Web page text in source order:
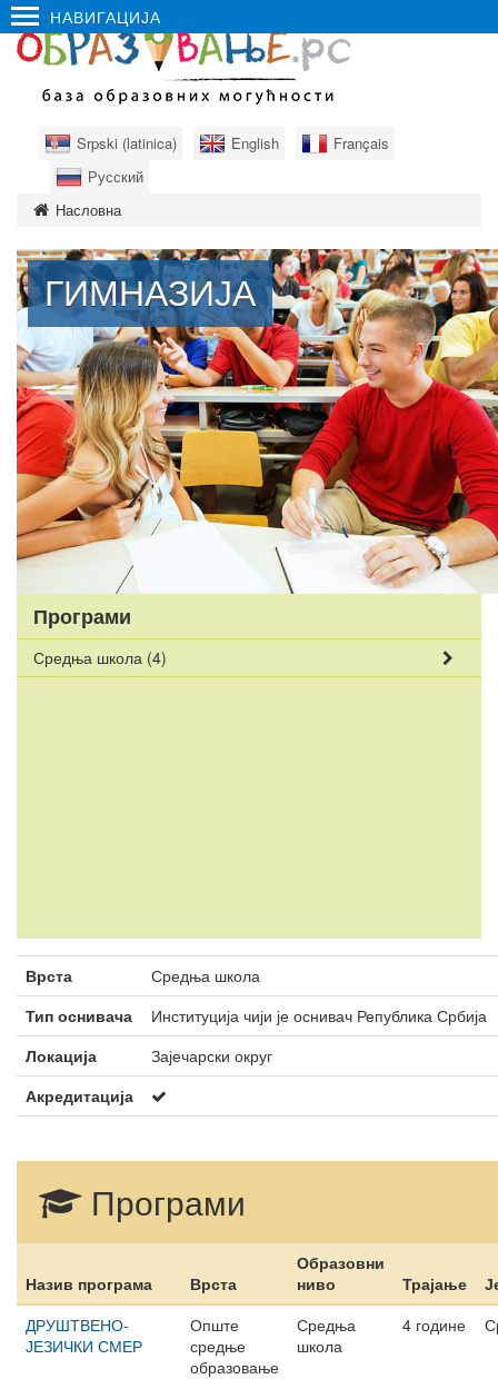
НАВИГАЦИЈА
Srpski (latinica) English
Français
Русский
Насловна
ГИМНАЗИЈА
Програми
Средња школа (4)
Врста
Средња школа
Тип оснивача
Институција чији је оснивач Република Србија
Локација
Зајечарски округ
Акредитација
Програми
Назив програма Врста
Образовни
ниво
Трајање
ДРУШТВЕНО-
ЈЕЗИЧКИ СМЕР
Опште
средње
образовање
Средња
школа
4 године